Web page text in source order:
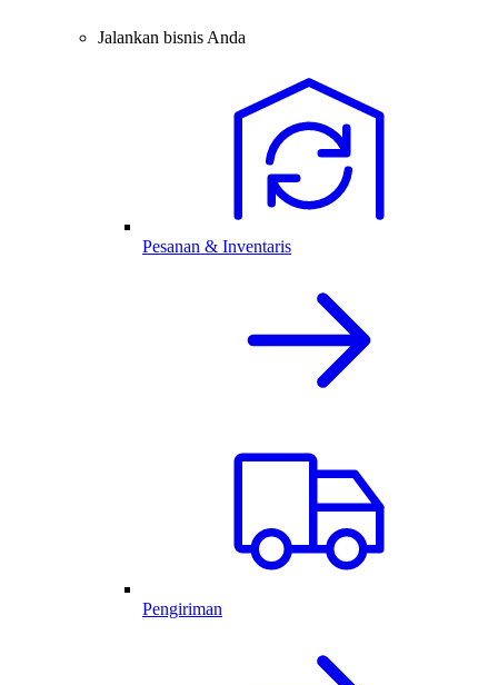
Jalankan bisnis Anda
Pesanan & Inventaris
Pengiriman